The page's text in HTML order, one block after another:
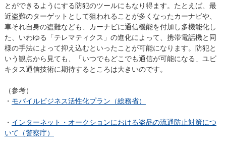
とができるようにする防犯のツールにもなり得ます。たとえば、最
近盗難のターゲットとして狙われることが多くなったカーナビや、
車それ自身の盗難なども、カーナビに通信機能を付加し多機能化し
た、いわゆる「テレマティクス」の進化によって、携帯電話機と同
様の手法によって抑え込むといったことが可能になります。防犯と
いう観点から見ても、「いつでもどこでも通信が可能になる」ユビ
キタス通信技術に期待するところは大きいのです。
（参考）
・ モバイルビジネス活性化プラン（総務省）
・ インターネット・オークションにおける盗品の流通防止対策につ
いて（警察庁）